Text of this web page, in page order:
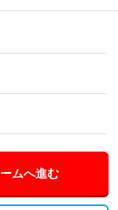
ムへ進む